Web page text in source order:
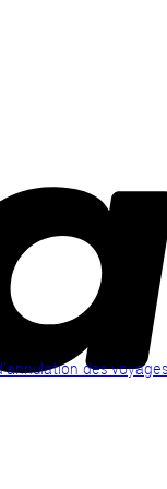
des voyages